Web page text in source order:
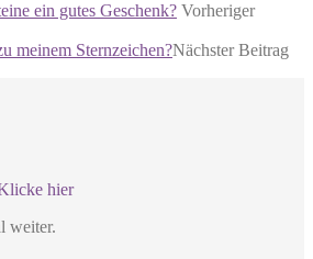
ein gutes Geschenk? Vorheriger
meinem Sternzeichen?Nächster Beitrag
hier
weiter.